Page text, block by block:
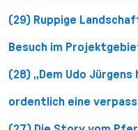
(29) Ruppige
Besuch im
(28) „Dem Udo
ordentlich eine